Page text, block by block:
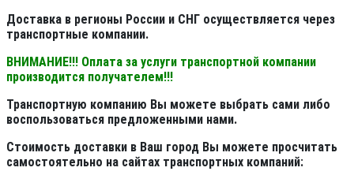
Доставка в регионы России и СНГ осуществляется через
транспортные компании.
ВНИМАНИЕ!!! Оплата за услуги транспортной компании
производится получателем!!!
Транспортную компанию Вы можете выбрать сами либо
воспользоваться предложенными нами.
Стоимость доставки в Ваш город Вы можете просчитать
самостоятельно на сайтах транспортных компаний: